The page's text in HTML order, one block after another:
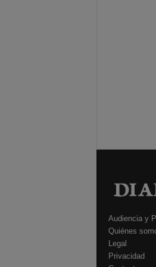
Audiencia y
Quiénes
Legal
Privacidad